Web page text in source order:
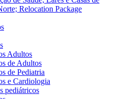
Relocation Package
Adultos
de Adultos
de Pediatria
e Cardiologia
pediátricos